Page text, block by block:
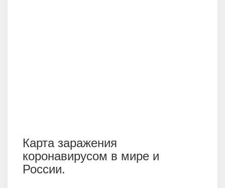
Карта заражения
коронавирусом в мире и
России.